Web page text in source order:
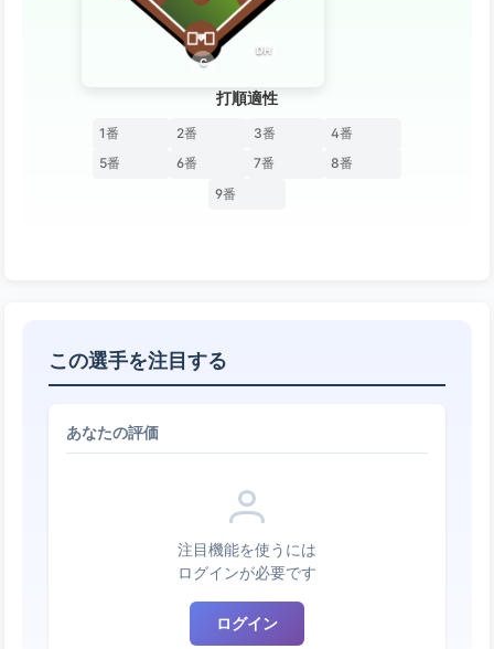
C
DH
打順適性
1番 2番 3番
4番
5番
6番 7番
8番
9番
この選手を注目する
あなたの評価
注目機能を使うには
ログインが必要です
ログイン